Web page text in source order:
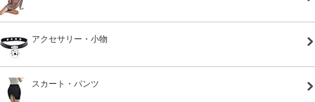
アクセサリー・小物
スカート・パンツ